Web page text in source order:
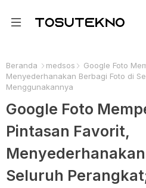
Beranda medsos
Google Foto
Menyederhanakan Berbagi Foto di
Menggunakannya
Google Foto
Pintasan Favorit,
Seluruh